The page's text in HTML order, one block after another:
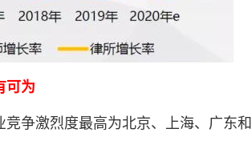
可为
争激烈度最高为北京、上海、广东和